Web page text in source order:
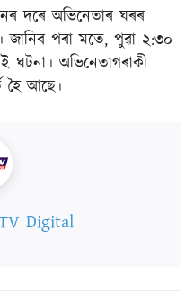
দৰে অভিনেতাৰ ঘৰৰ
জানিব পৰা মতে, পুৱা ২:৩০
অভিনেতাগৰাকী
হৈ আছে।
Digital